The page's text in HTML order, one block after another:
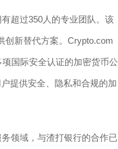
超过350人的专业团队。该
创新替代方案。Crypto.com
国际安全认证的加密货币公
提供安全、隐私和合规的加
领域，与渣打银行的合作已